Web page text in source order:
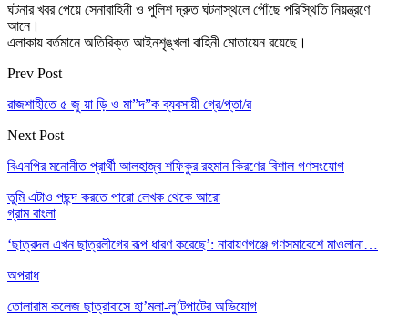
ঘটনার খবর পেয়ে সেনাবাহিনী ও পুলিশ দ্রুত ঘটনাস্থলে পৌঁছে পরিস্থিতি নিয়ন্ত্রণে
আনে।
এলাকায় বর্তমানে অতিরিক্ত আইনশৃঙ্খলা বাহিনী মোতায়েন রয়েছে।
Prev Post
রাজশাহীতে ৫ জু য়া ড়ি ও মা”দ”ক ব্যবসায়ী গ্রে/প্তা/র
Next Post
বিএনপির মনোনীত প্রার্থী আলহাজ্ব শফিকুর রহমান কিরণের বিশাল গণসংযোগ
তুমি এটাও পছন্দ করতে পারো লেখক থেকে আরো
গ্রাম বাংলা
‘ছাত্রদল এখন ছাত্রলীগের রূপ ধারণ করেছে’: নারায়ণগঞ্জে গণসমাবেশে মাওলানা…
অপরাধ
তোলারাম কলেজ ছাত্রাবাসে হা’মলা-লু’টপাটের অভিযোগ